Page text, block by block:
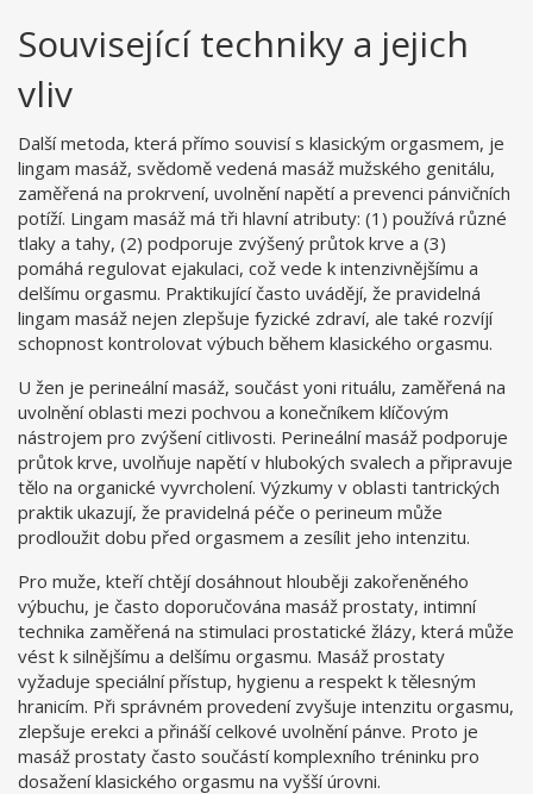
Související techniky a jejich
vliv
Další metoda, která přímo souvisí s klasickým orgasmem, je
lingam masáž, svědomě vedená masáž mužského genitálu,
zaměřená na prokrvení, uvolnění napětí a prevenci pánvičních
potíží. Lingam masáž má tři hlavní atributy: (1) používá různé
tlaky a tahy, (2) podporuje zvýšený průtok krve a (3)
pomáhá regulovat ejakulaci, což vede k intenzivnějšímu a
delšímu orgasmu. Praktikující často uvádějí, že pravidelná
lingam masáž nejen zlepšuje fyzické zdraví, ale také rozvíjí
schopnost kontrolovat výbuch během klasického orgasmu.
U žen je perineální masáž, součást yoni rituálu, zaměřená na
uvolnění oblasti mezi pochvou a konečníkem klíčovým
nástrojem pro zvýšení citlivosti. Perineální masáž podporuje
průtok krve, uvolňuje napětí v hlubokých svalech a připravuje
tělo na organické vyvrcholení. Výzkumy v oblasti tantrických
praktik ukazují, že pravidelná péče o perineum může
prodloužit dobu před orgasmem a zesílit jeho intenzitu.
Pro muže, kteří chtějí dosáhnout hlouběji zakořeněného
výbuchu, je často doporučována masáž prostaty, intimní
technika zaměřená na stimulaci prostatické žlázy, která může
vést k silnějšímu a delšímu orgasmu. Masáž prostaty
vyžaduje speciální přístup, hygienu a respekt k tělesným
hranicím. Při správném provedení zvyšuje intenzitu orgasmu,
zlepšuje erekci a přináší celkové uvolnění pánve. Proto je
masáž prostaty často součástí komplexního tréninku pro
dosažení klasického orgasmu na vyšší úrovni.